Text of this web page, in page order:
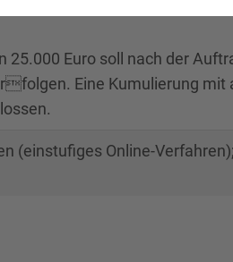
Euro soll nach der
Eine Kumulierung mit
(einstufiges Online-